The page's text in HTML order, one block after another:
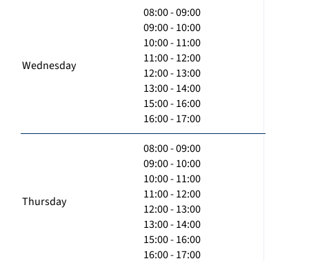
Wednesday
08:00 - 09:00
09:00 - 10:00
10:00 - 11:00
11:00 - 12:00
12:00 - 13:00
13:00 - 14:00
15:00 - 16:00
16:00 - 17:00
Thursday
08:00 - 09:00
09:00 - 10:00
10:00 - 11:00
11:00 - 12:00
12:00 - 13:00
13:00 - 14:00
15:00 - 16:00
16:00 - 17:00